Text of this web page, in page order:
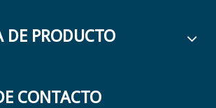
DE PRODUCTO
CONTACTO